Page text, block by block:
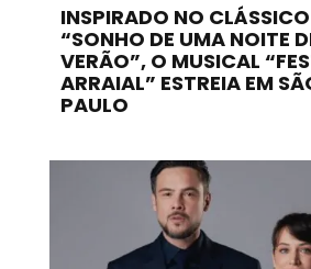
INSPIRADO NO CLÁSSICO
“SONHO DE UMA NOITE
VERÃO”, O MUSICAL
ARRAIAL” ESTREIA EM
PAULO